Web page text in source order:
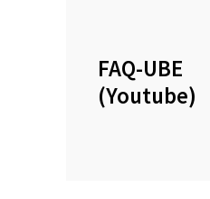
FAQ-UBE
(Youtube)